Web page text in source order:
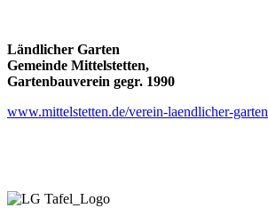
Ländlicher Garten
Gemeinde Mittelstetten,
Gartenbauverein gegr. 1990
www.mittelstetten.de/verein-laendlicher-garten